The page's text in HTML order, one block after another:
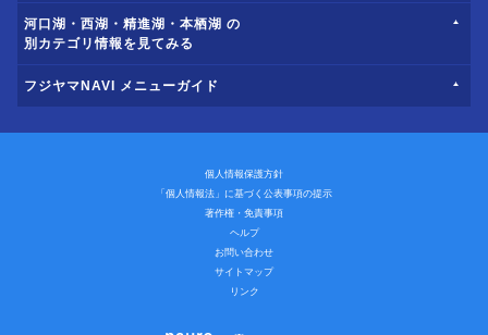
河口湖・西湖・精進湖・本栖湖 の
別カテゴリ情報を見てみる
フジヤマNAVI メニューガイド
個人情報保護方針
「個人情報法」に基づく公表事項の提示
著作権・免責事項
ヘルプ
お問い合わせ
サイトマップ
リンク